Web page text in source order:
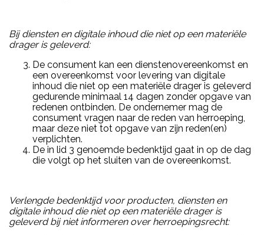
Bij diensten en digitale inhoud die niet op een materiële
drager is geleverd:
De consument kan een dienstenovereenkomst en
een overeenkomst voor levering van digitale
inhoud die niet op een materiële drager is geleverd
gedurende minimaal 14 dagen zonder opgave van
redenen ontbinden. De ondernemer mag de
consument vragen naar de reden van herroeping,
maar deze niet tot opgave van zijn reden(en)
verplichten.
De in lid 3 genoemde bedenktijd gaat in op de dag
die volgt op het sluiten van de overeenkomst.
Verlengde bedenktijd voor producten, diensten en
digitale inhoud die niet op een materiële drager is
geleverd bij niet informeren over herroepingsrecht: